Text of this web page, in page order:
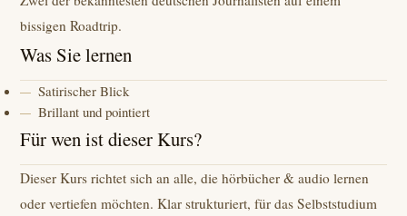
bissigen Roadtrip.
Was Sie lernen
Satirischer Blick
Brillant und pointiert
Für wen ist dieser Kurs?
Dieser Kurs richtet sich an alle, die hörbücher & audio lernen
oder vertiefen möchten. Klar strukturiert, für das Selbststudium